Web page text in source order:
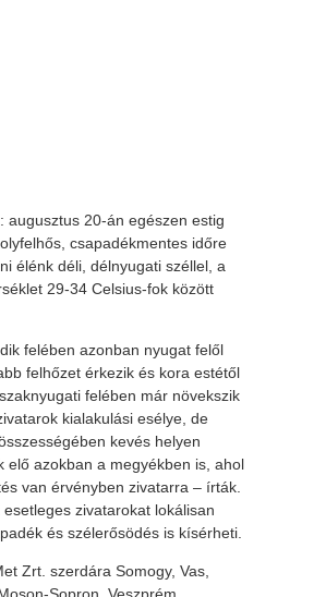
augusztus 20-án egészen estig
csapadékmentes időre
élénk déli, délnyugati széllel, a
29-34 Celsius-fok között
felében azonban nyugat felől
felhőzet érkezik és kora estétől
felében már növekszik
kialakulási esélye, de
kevés helyen
elő azokban a megyékben is, ahol
van érvényben zivatarra – írták.
zivatarokat lokálisan
és szélerősödés is kísérheti.
Zrt. szerdára Somogy, Vas,